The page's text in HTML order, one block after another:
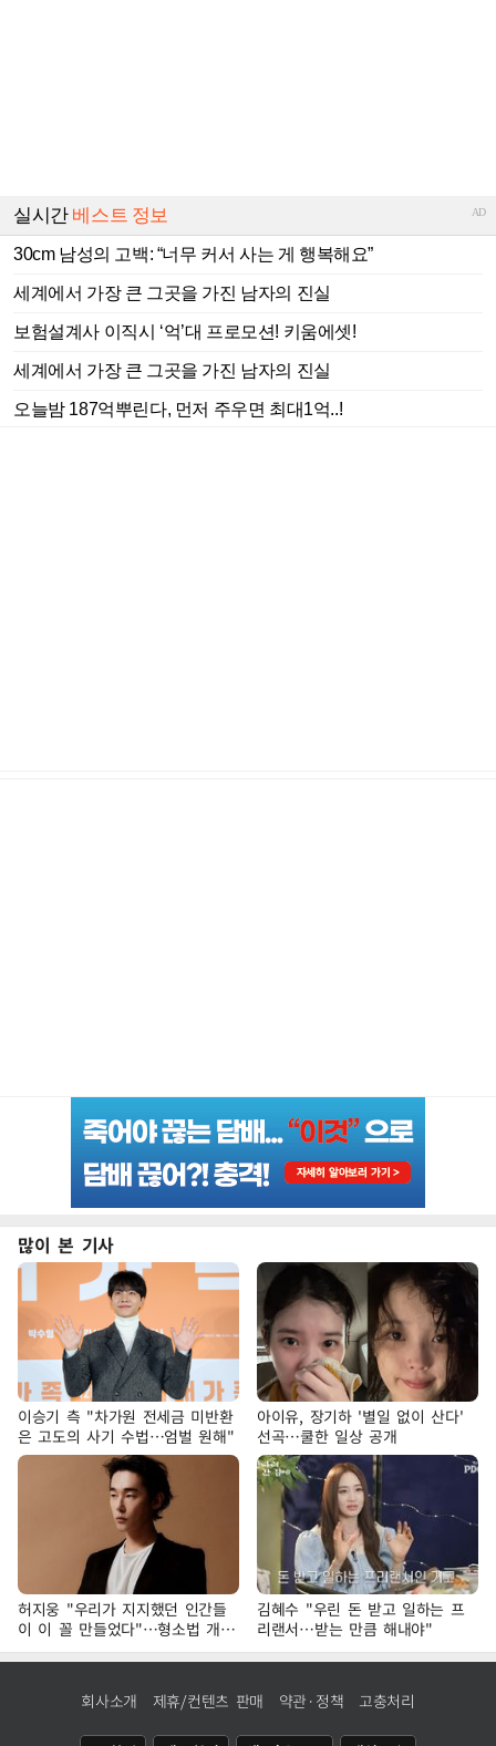
많이 본 기사
이승기 측 "차가원 전세금 미반환
은 고도의 사기 수법…엄벌 원해"
아이유, 장기하 '별일 없이 산다'
선곡…쿨한 일상 공개
허지웅 "우리가 지지했던 인간들
이 이 꼴 만들었다"…형소법 개정
에 격한 반응
김혜수 "우린 돈 받고 일하는 프
리랜서…받는 만큼 해내야"
회사소개 제휴/컨텐츠 판매 약관·정책 고충처리